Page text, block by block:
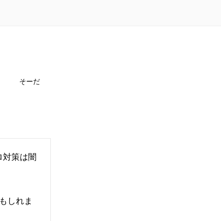
そーだ
対策は闇
しれま